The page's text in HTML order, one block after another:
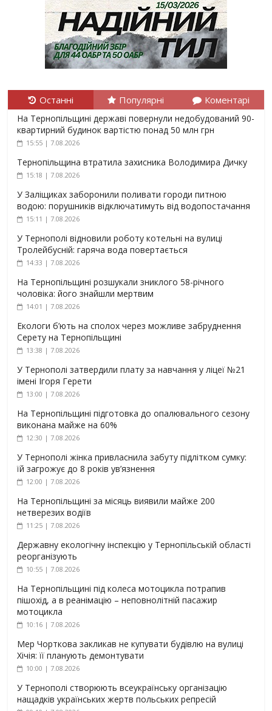
Останні Популярні Коментарі
На Тернопільщині державі повернули недобудований 90-
квартирний будинок вартістю понад 50 млн грн
15:55 | 7.08.2026
Тернопільщина втратила захисника Володимира Дичку
15:18 | 7.08.2026
У Заліщиках заборонили поливати городи питною
водою: порушників відключатимуть від водопостачання
15:11 | 7.08.2026
У Тернополі відновили роботу котельні на вулиці
Тролейбусній: гаряча вода повертається
14:33 | 7.08.2026
На Тернопільщині розшукали зниклого 58-річного
чоловіка: його знайшли мертвим
14:01 | 7.08.2026
Екологи б’ють на сполох через можливе забруднення
Серету на Тернопільщині
13:38 | 7.08.2026
У Тернополі затвердили плату за навчання у ліцеї №21
імені Ігоря Герети
13:00 | 7.08.2026
На Тернопільщині підготовка до опалювального сезону
виконана майже на 60%
12:30 | 7.08.2026
У Тернополі жінка привласнила забуту підлітком сумку:
їй загрожує до 8 років ув’язнення
12:00 | 7.08.2026
На Тернопільщині за місяць виявили майже 200
нетверезих водіїв
11:25 | 7.08.2026
Державну екологічну інспекцію у Тернопільській області
реорганізують
10:55 | 7.08.2026
На Тернопільщині під колеса мотоцикла потрапив
пішохід, а в реанімацію – неповнолітній пасажир
мотоцикла
10:16 | 7.08.2026
Мер Чорткова закликав не купувати будівлю на вулиці
Хічія: її планують демонтувати
10:00 | 7.08.2026
У Тернополі створюють всеукраїнську організацію
нащадків українських жертв польських репресій